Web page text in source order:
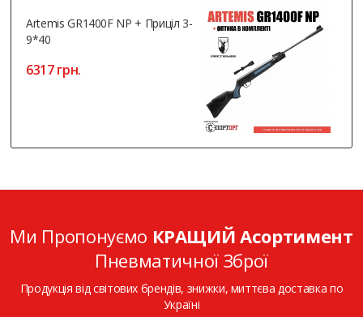
Artemis GR1400F NP + Приціл 3-
9*40
6317 грн.
Ми Пропонуємо КРАЩИЙ Асортимент
Пневматичної Зброї
Продукція від світових брендів, знижки, миттєва доставка по
Україні